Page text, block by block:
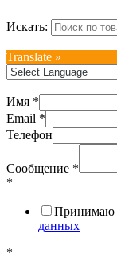
Искать:
Translate »
Имя *
Email *
Телефон
Сообщение *
*
Принимаю
данных
*